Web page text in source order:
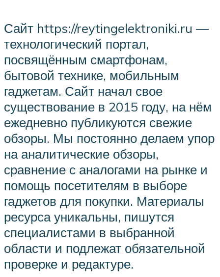
Сайт https://reytingelektroniki.ru —
технологический портал,
посвящённым смартфонам,
бытовой технике, мобильным
гаджетам. Сайт начал свое
существование в 2015 году, на нём
ежедневно публикуются свежие
обзоры. Мы постоянно делаем упор
на аналитические обзоры,
сравнение с аналогами на рынке и
помощь посетителям в выборе
гаджетов для покупки. Материалы
ресурса уникальны, пишутся
специалистами в выбранной
области и подлежат обязательной
проверке и редактуре.